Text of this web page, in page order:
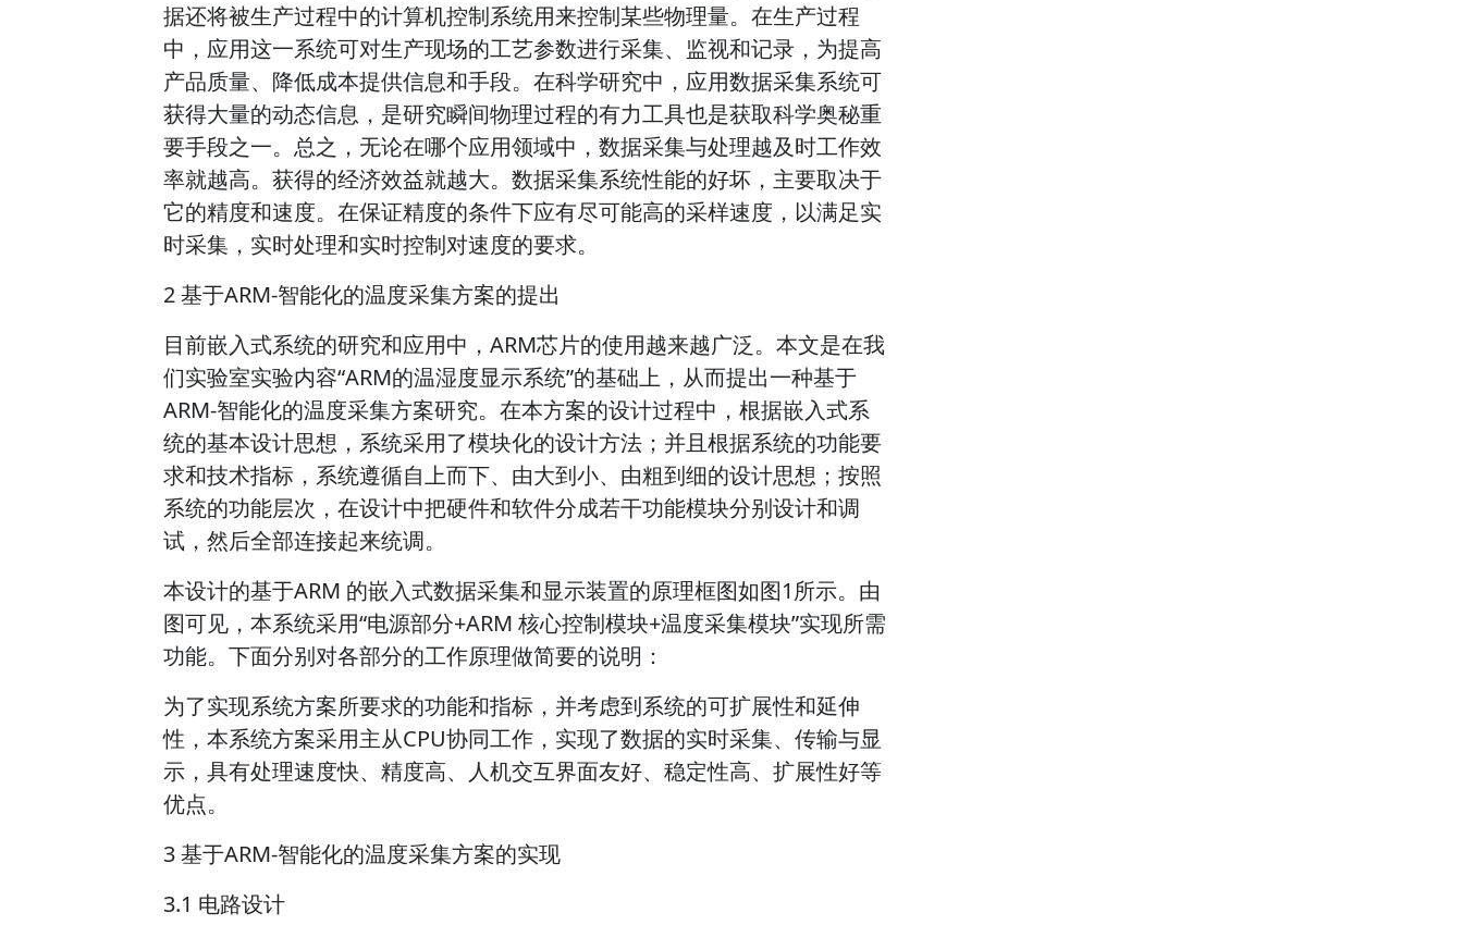
据还将被生产过程中的计算机控制系统用来控制某些物理量。在生产过程
中，应用这一系统可对生产现场的工艺参数进行采集、监视和记录，为提高
产品质量、降低成本提供信息和手段。在科学研究中，应用数据采集系统可
获得大量的动态信息，是研究瞬间物理过程的有力工具也是获取科学奥秘重
要手段之一。总之，无论在哪个应用领域中，数据采集与处理越及时工作效
率就越高。获得的经济效益就越大。数据采集系统性能的好坏，主要取决于
它的精度和速度。在保证精度的条件下应有尽可能高的采样速度，以满足实
时采集，实时处理和实时控制对速度的要求。
2 基于ARM-智能化的温度采集方案的提出
目前嵌入式系统的研究和应用中，ARM芯片的使用越来越广泛。本文是在我
们实验室实验内容“ARM的温湿度显示系统”的基础上，从而提出一种基于
ARM-智能化的温度采集方案研究。在本方案的设计过程中，根据嵌入式系
统的基本设计思想，系统采用了模块化的设计方法；并且根据系统的功能要
求和技术指标，系统遵循自上而下、由大到小、由粗到细的设计思想；按照
系统的功能层次，在设计中把硬件和软件分成若干功能模块分别设计和调
试，然后全部连接起来统调。
本设计的基于ARM 的嵌入式数据采集和显示装置的原理框图如图1所示。由
图可见，本系统采用“电源部分+ARM 核心控制模块+温度采集模块”实现所需
功能。下面分别对各部分的工作原理做简要的说明：
为了实现系统方案所要求的功能和指标，并考虑到系统的可扩展性和延伸
性，本系统方案采用主从CPU协同工作，实现了数据的实时采集、传输与显
示，具有处理速度快、精度高、人机交互界面友好、稳定性高、扩展性好等
优点。
3 基于ARM-智能化的温度采集方案的实现
3.1 电路设计